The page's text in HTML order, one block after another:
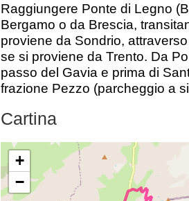
Raggiungere Ponte di Legno
Bergamo o da Brescia,
proviene da Sondrio,
se si proviene da Trento. Da
passo del Gavia e prima di
frazione Pezzo (parcheggio a
Cartina
+
−